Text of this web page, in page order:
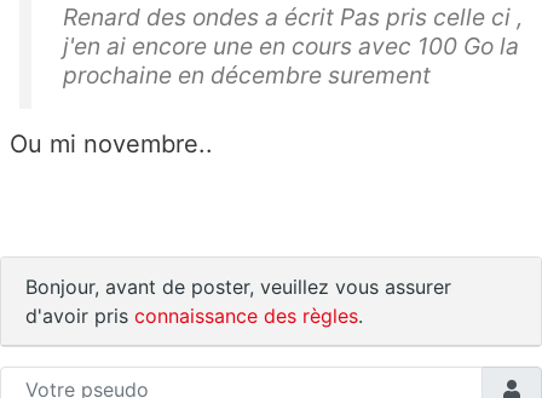
Renard des ondes a écrit Pas pris celle ci ,
j'en ai encore une en cours avec 100 Go la
prochaine en décembre surement
Ou mi novembre..
Bonjour, avant de poster, veuillez vous assurer
d'avoir pris connaissance des règles.